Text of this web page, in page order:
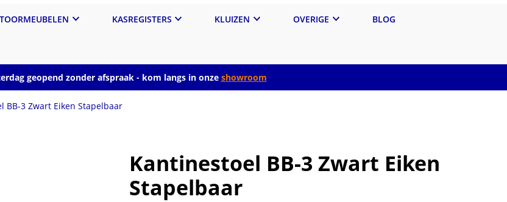
KASREGISTERS KLUIZEN OVERIGE BLOG
geopend zonder afspraak - kom langs in onze showroom
BB-3 Zwart Eiken Stapelbaar
Kantinestoel BB-3 Zwart Eiken
Stapelbaar